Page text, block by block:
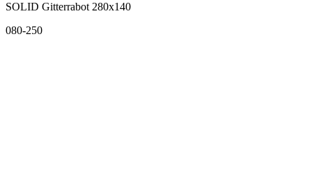
SOLID Gitterrabot 280x140
080-250